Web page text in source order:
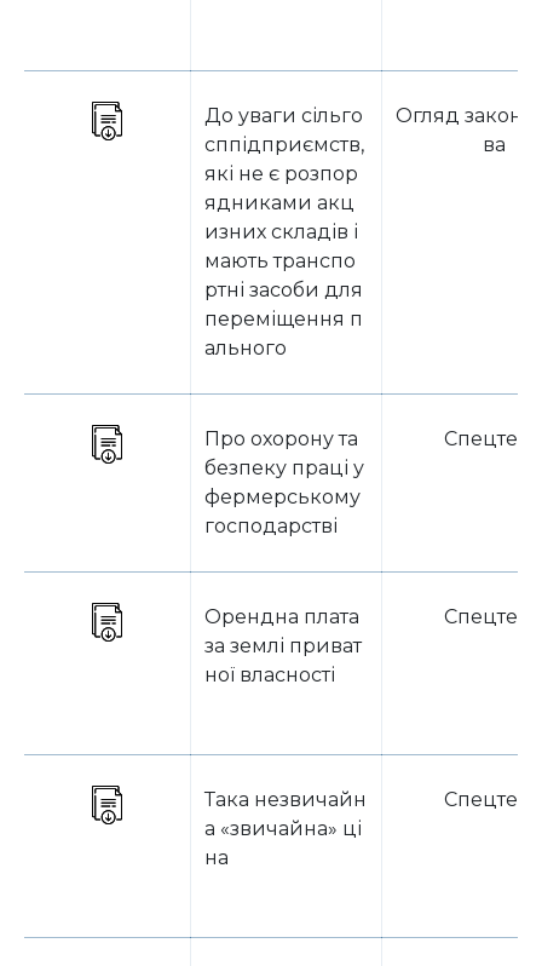
До уваги сільго
сппідприємств,
які не є розпор
ядниками акц
изних складів і
мають транспо
ртні засоби для
переміщення п
ального
Огляд
ва
Про охорону та
безпеку праці у
фермерському
господарстві
Орендна плата
за землі приват
ної власності
Така незвичайн
а «звичайна» ці
на